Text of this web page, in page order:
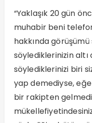
“Yaklaşık 20 gün
muhabir beni
hakkında
söylediklerinizin
söylediklerinizi biri
yap demediyse,
bir rakipten